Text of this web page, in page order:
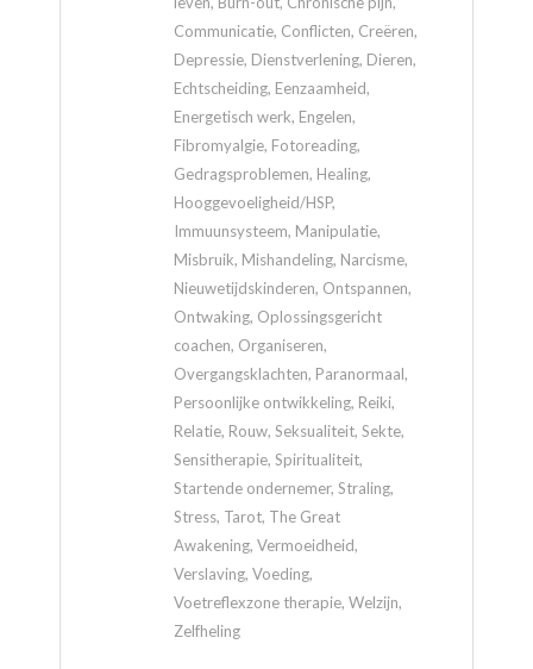
Communicatie, Conflicten, Creëren,
Depressie, Dienstverlening, Dieren,
Echtscheiding, Eenzaamheid,
Energetisch werk, Engelen,
Fibromyalgie, Fotoreading,
Gedragsproblemen, Healing,
Hooggevoeligheid/HSP,
Immuunsysteem, Manipulatie,
Misbruik, Mishandeling, Narcisme,
Nieuwetijdskinderen, Ontspannen,
Ontwaking, Oplossingsgericht
coachen, Organiseren,
Overgangsklachten, Paranormaal,
Persoonlijke ontwikkeling, Reiki,
Relatie, Rouw, Seksualiteit, Sekte,
Sensitherapie, Spiritualiteit,
Startende ondernemer, Straling,
Stress, Tarot, The Great
Awakening, Vermoeidheid,
Verslaving, Voeding,
Voetreflexzone therapie, Welzijn,
Zelfheling